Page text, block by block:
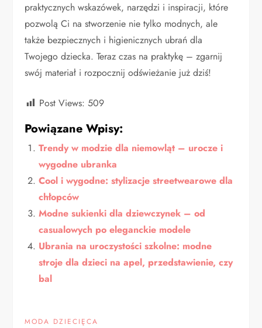
praktycznych wskazówek, narzędzi i inspiracji, które
pozwolą Ci na stworzenie nie tylko modnych, ale
także bezpiecznych i higienicznych ubrań dla
Twojego dziecka. Teraz czas na praktykę – zgarnij
swój materiał i rozpocznij odświeżanie już dziś!
Post Views: 509
Powiązane Wpisy:
Trendy w modzie dla niemowląt – urocze i
wygodne ubranka
Cool i wygodne: stylizacje streetwearowe dla
chłopców
Modne sukienki dla dziewczynek – od
casualowych po eleganckie modele
Ubrania na uroczystości szkolne: modne
stroje dla dzieci na apel, przedstawienie, czy
bal
MODA DZIECIĘCA